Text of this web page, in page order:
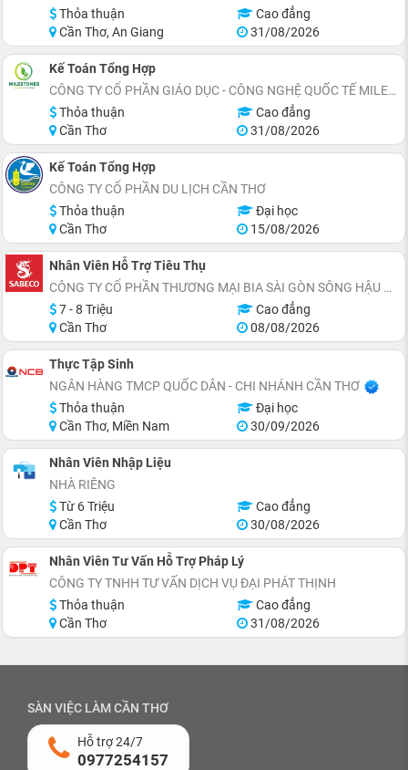
Thỏa thuận
Cao đẳng
Cần Thơ, An Giang
31/08/2026
Kế Toán Tổng Hợp
CÔNG TY CỔ PHẦN GIÁO DỤC - CÔNG NGHỆ QUỐC TẾ MILESTONES
Thỏa thuận
Cao đẳng
Cần Thơ
31/08/2026
Kế Toán Tổng Hợp
CÔNG TY CỔ PHẦN DU LỊCH CẦN THƠ
Thỏa thuận
Đại học
Cần Thơ
15/08/2026
Nhân Viên Hỗ Trợ Tiêu Thụ
CÔNG TY CỔ PHẦN THƯƠNG MẠI BIA SÀI GÒN SÔNG HẬU
7 - 8 Triệu
Cao đẳng
Cần Thơ
08/08/2026
Thực Tập Sinh
NGÂN HÀNG TMCP QUỐC DÂN - CHI NHÁNH CẦN THƠ
Thỏa thuận
Đại học
Cần Thơ, Miền Nam
30/09/2026
Nhân Viên Nhập Liệu
NHÀ RIÊNG
Từ 6 Triệu
Cao đẳng
Cần Thơ
30/08/2026
Nhân Viên Tư Vấn Hỗ Trợ Pháp Lý
CÔNG TY TNHH TƯ VẤN DỊCH VỤ ĐẠI PHÁT THỊNH
Thỏa thuận
Cao đẳng
Cần Thơ
31/08/2026
SÀN VIỆC LÀM CẦN THƠ
Hỗ trợ 24/7
0977254157